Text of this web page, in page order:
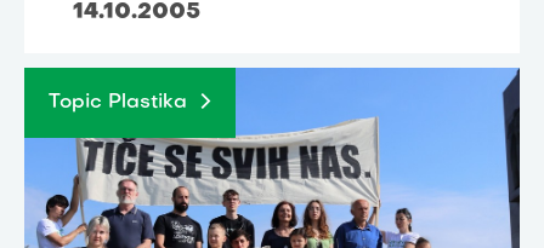
14.10.2005
Topic Plastika